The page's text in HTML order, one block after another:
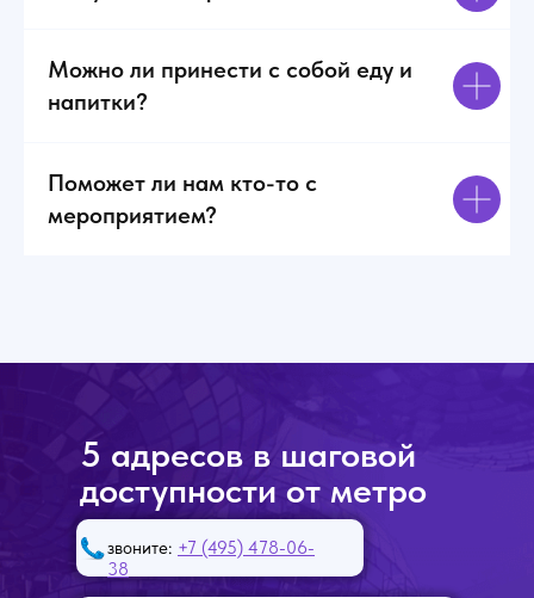
Можно ли принести с собой еду и
напитки?
Поможет ли нам кто-то с
мероприятием?
5 адресов в шаговой
доступности от метро
звоните: +7 (495) 478-06-
38